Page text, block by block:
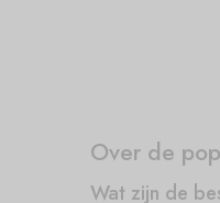
Over de pop
Wat zijn de